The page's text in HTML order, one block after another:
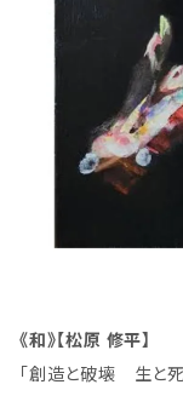
《和》【松原 修平】
「創造と破壊 生と